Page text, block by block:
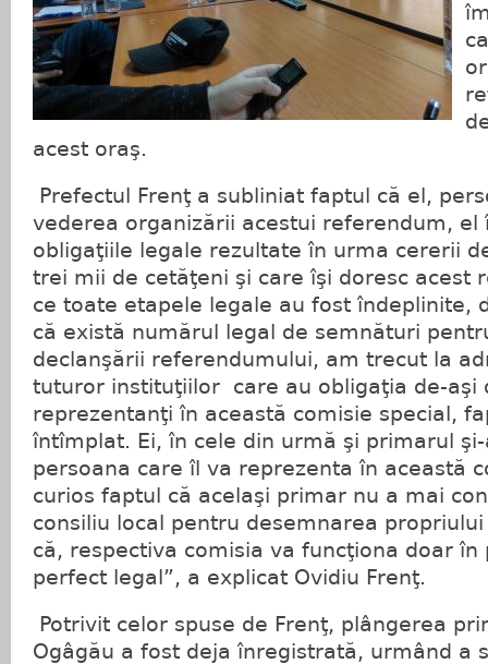
acest oraş.
Prefectul Frenţ a subliniat faptul că el,
vederea organizării acestui referendum, el
obligaţiile legale rezultate în urma cererii
trei mii de cetăţeni şi care îşi doresc acest
ce toate etapele legale au fost îndeplinite,
că există numărul legal de semnături
declanşării referendumului, am trecut la
tuturor instituţiilor care au obligaţia de-aşi
reprezentanţi în această comisie special,
întîmplat. Ei, în cele din urmă şi primarul
persoana care îl va reprezenta în această
curios faptul că acelaşi primar nu a mai
consiliu local pentru desemnarea
că, respectiva comisia va funcţiona doar în
perfect legal”, a explicat Ovidiu Frenţ.
Potrivit celor spuse de Frenţ, plângerea
Ogâgău a fost deja înregistrată, urmând a